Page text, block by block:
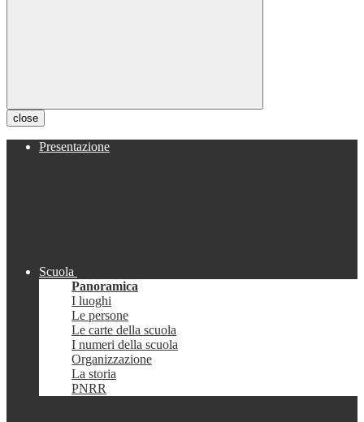
close
Presentazione
Scuola
Panoramica
I luoghi
Le persone
Le carte della scuola
I numeri della scuola
Organizzazione
La storia
PNRR